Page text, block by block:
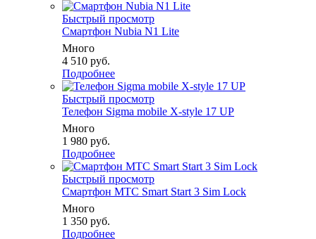
Быстрый просмотр
Смартфон Nubia N1 Lite
Много
4 510 руб.
Подробнее
Быстрый просмотр
Телефон Sigma mobile X-style 17 UP
Много
1 980 руб.
Подробнее
Быстрый просмотр
Смартфон МТС Smart Start 3 Sim Lock
Много
1 350 руб.
Подробнее